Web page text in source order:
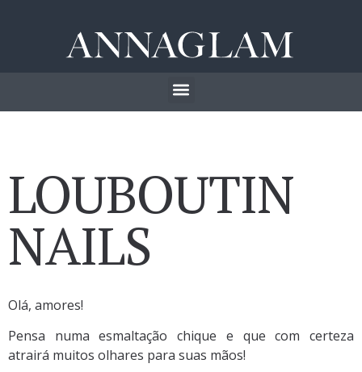
LOUBOUTIN
NAILS
Olá, amores!
Pensa numa esmaltação chique e que com certeza
atrairá muitos olhares para suas mãos!